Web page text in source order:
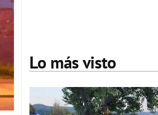
Lo más visto